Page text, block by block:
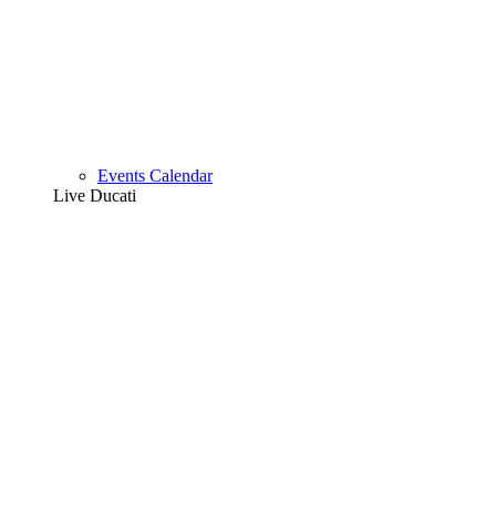
Events Calendar
Live Ducati